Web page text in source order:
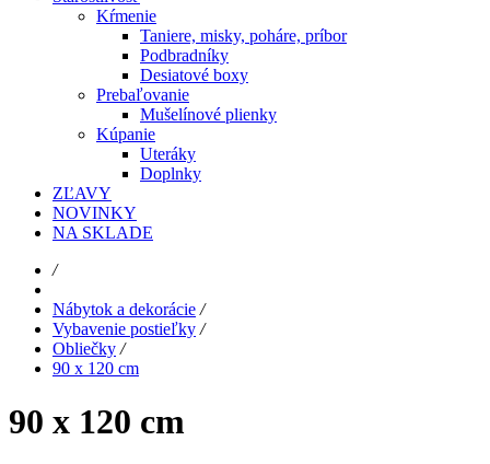
Kŕmenie
Taniere, misky, poháre, príbor
Podbradníky
Desiatové boxy
Prebaľovanie
Mušelínové plienky
Kúpanie
Uteráky
Doplnky
ZĽAVY
NOVINKY
NA SKLADE
/
Nábytok a dekorácie /
Vybavenie postieľky /
Obliečky /
90 x 120 cm
90 x 120 cm